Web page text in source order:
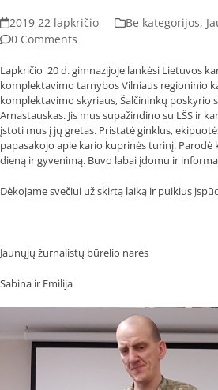
2019 22 lapkričio Be kategorijos,
0 Comments
Lapkričio 20 d. gimnazijoje lankėsi Lietuvos
komplektavimo tarnybos Vilniaus regioninio
komplektavimo skyriaus, Šalčininkų poskyrio
Arnastauskas. Jis mus supažindino su LŠS ir
įstoti mus į jų gretas. Pristatė ginklus,
papasakojo apie kario kuprinės turinį. Parodė
dieną ir gyvenimą. Buvo labai įdomu ir
Dėkojame svečiui už skirtą laiką ir puikius
Jaunųjų žurnalistų būrelio narės
Sabina ir Emilija